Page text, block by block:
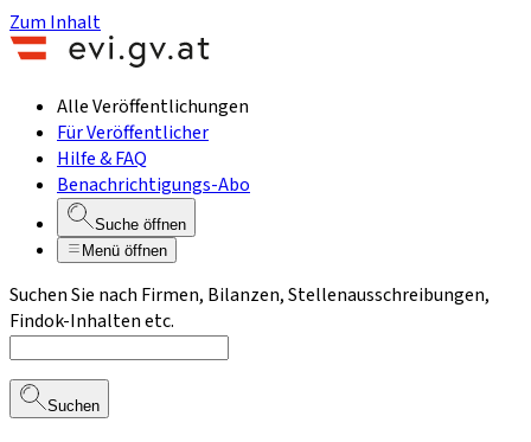
Zum Inhalt
Alle Veröffentlichungen
Für Veröffentlicher
Hilfe & FAQ
Benachrichtigungs-Abo
Suche öffnen
Menü öffnen
Suchen Sie nach Firmen, Bilanzen, Stellenausschreibungen,
Findok-Inhalten etc.
Suchen